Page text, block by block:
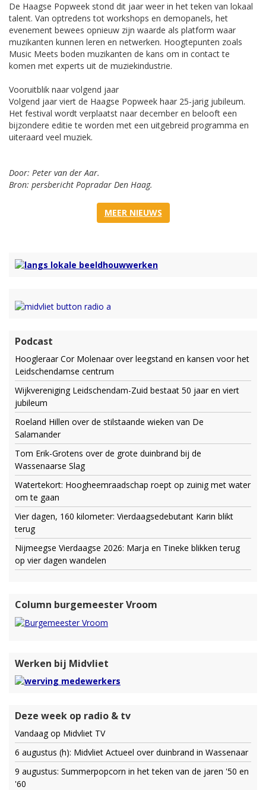
De Haagse Popweek stond dit jaar weer in het teken van lokaal
talent. Van optredens tot workshops en demopanels, het
evenement bewees opnieuw zijn waarde als platform waar
muzikanten kunnen leren en netwerken. Hoogtepunten zoals
Music Meets boden muzikanten de kans om in contact te
komen met experts uit de muziekindustrie.
Vooruitblik naar volgend jaar
Volgend jaar viert de Haagse Popweek haar 25-jarig jubileum.
Het festival wordt verplaatst naar december en belooft een
bijzondere editie te worden met een uitgebreid programma en
uiteraard veel muziek.
Door: Peter van der Aar.
Bron: persbericht Popradar Den Haag.
MEER NIEUWS
Podcast
Hoogleraar Cor Molenaar over leegstand en kansen voor het
Leidschendamse centrum
Wijkvereniging Leidschendam-Zuid bestaat 50 jaar en viert
jubileum
Roeland Hillen over de stilstaande wieken van De
Salamander
Tom Erik-Grotens over de grote duinbrand bij de
Wassenaarse Slag
Watertekort: Hoogheemraadschap roept op zuinig met water
om te gaan
Vier dagen, 160 kilometer: Vierdaagsedebutant Karin blikt
terug
Nijmeegse Vierdaagse 2026: Marja en Tineke blikken terug
op vier dagen wandelen
Column burgemeester Vroom
Werken bij Midvliet
Deze week op radio & tv
Vandaag op Midvliet TV
6 augustus (h): Midvliet Actueel over duinbrand in Wassenaar
9 augustus: Summerpopcorn in het teken van de jaren '50 en
'60